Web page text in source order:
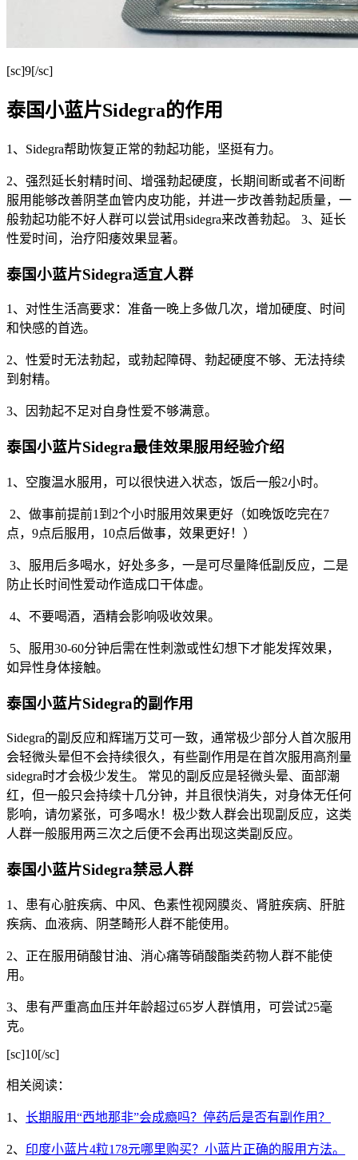
[sc]9[/sc]
泰国小蓝片Sidegra的作用
1、Sidegra帮助恢复正常的勃起功能，坚挺有力。
2、强烈延长射精时间、增强勃起硬度，长期间断或者不间断
服用能够改善阴茎血管内皮功能，并进一步改善勃起质量，一
般勃起功能不好人群可以尝试用sidegra来改善勃起。 3、延长
性爱时间，治疗阳痿效果显著。
泰国小蓝片Sidegra适宜人群
1、对性生活高要求：准备一晚上多做几次，增加硬度、时间
和快感的首选。
2、性爱时无法勃起，或勃起障碍、勃起硬度不够、无法持续
到射精。
3、因勃起不足对自身性爱不够满意。
泰国小蓝片Sidegra最佳效果服用经验介绍
1、空腹温水服用，可以很快进入状态，饭后一般2小时。
2、做事前提前1到2个小时服用效果更好（如晚饭吃完在7
点，9点后服用，10点后做事，效果更好！）
3、服用后多喝水，好处多多，一是可尽量降低副反应，二是
防止长时间性爱动作造成口干体虚。
4、不要喝酒，酒精会影响吸收效果。
5、服用30-60分钟后需在性刺激或性幻想下才能发挥效果，
如异性身体接触。
泰国小蓝片Sidegra的副作用
Sidegra的副反应和辉瑞万艾可一致，通常极少部分人首次服用
会轻微头晕但不会持续很久，有些副作用是在首次服用高剂量
sidegra时才会极少发生。 常见的副反应是轻微头晕、面部潮
红，但一般只会持续十几分钟，并且很快消失，对身体无任何
影响，请勿紧张，可多喝水！极少数人群会出现副反应，这类
人群一般服用两三次之后便不会再出现这类副反应。
泰国小蓝片Sidegra禁忌人群
1、患有心脏疾病、中风、色素性视网膜炎、肾脏疾病、肝脏
疾病、血液病、阴茎畸形人群不能使用。
2、正在服用硝酸甘油、消心痛等硝酸酯类药物人群不能使
用。
3、患有严重高血压并年龄超过65岁人群慎用，可尝试25毫
克。
[sc]10[/sc]
相关阅读：
1、 长期服用“西地那非”会成瘾吗？停药后是否有副作用？
2、 印度小蓝片4粒178元哪里购买？小蓝片正确的服用方法。